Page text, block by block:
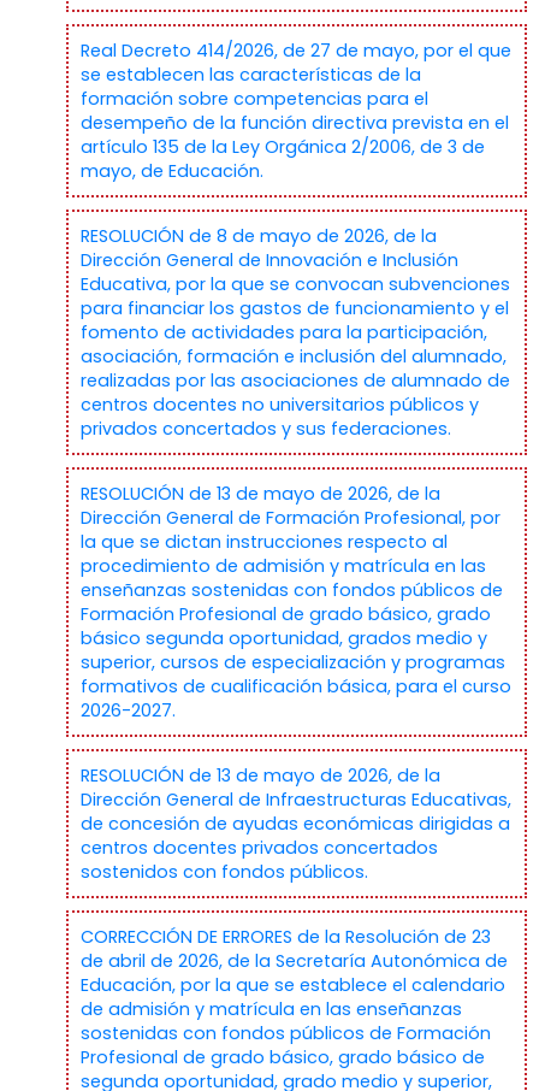
Real Decreto 414/2026, de 27 de mayo, por el que
se establecen las características de la
formación sobre competencias para el
desempeño de la función directiva prevista en el
artículo 135 de la Ley Orgánica 2/2006, de 3 de
mayo, de Educación.
RESOLUCIÓN de 8 de mayo de 2026, de la
Dirección General de Innovación e Inclusión
Educativa, por la que se convocan subvenciones
para financiar los gastos de funcionamiento y el
fomento de actividades para la participación,
asociación, formación e inclusión del alumnado,
realizadas por las asociaciones de alumnado de
centros docentes no universitarios públicos y
privados concertados y sus federaciones.
RESOLUCIÓN de 13 de mayo de 2026, de la
Dirección General de Formación Profesional, por
la que se dictan instrucciones respecto al
procedimiento de admisión y matrícula en las
enseñanzas sostenidas con fondos públicos de
Formación Profesional de grado básico, grado
básico segunda oportunidad, grados medio y
superior, cursos de especialización y programas
formativos de cualificación básica, para el curso
2026-2027.
RESOLUCIÓN de 13 de mayo de 2026, de la
Dirección General de Infraestructuras Educativas,
de concesión de ayudas económicas dirigidas a
centros docentes privados concertados
sostenidos con fondos públicos.
CORRECCIÓN DE ERRORES de la Resolución de 23
de abril de 2026, de la Secretaría Autonómica de
Educación, por la que se establece el calendario
de admisión y matrícula en las enseñanzas
sostenidas con fondos públicos de Formación
Profesional de grado básico, grado básico de
segunda oportunidad, grado medio y superior,